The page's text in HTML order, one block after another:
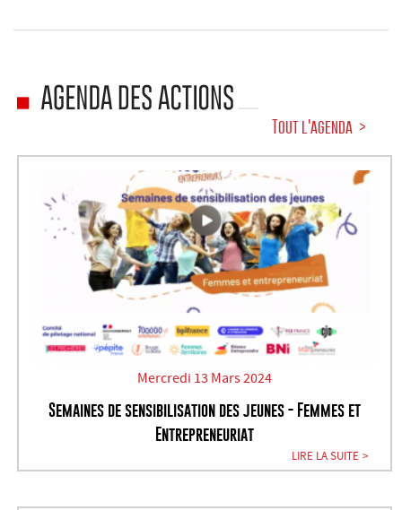
Tout l'agenda
Mercredi 13 Mars 2024
Semaines de sensibilisation des jeunes - Femmes et
Entrepreneuriat
LIRE LA SUITE